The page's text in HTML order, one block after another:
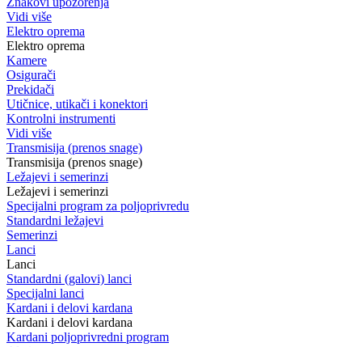
Vidi više
Elektro oprema
Elektro oprema
Kamere
Osigurači
Prekidači
Utičnice, utikači i konektori
Kontrolni instrumenti
Vidi više
Transmisija (prenos snage)
Transmisija (prenos snage)
Ležajevi i semerinzi
Ležajevi i semerinzi
Specijalni program za poljoprivredu
Standardni ležajevi
Semerinzi
Lanci
Lanci
Standardni (galovi) lanci
Specijalni lanci
Kardani i delovi kardana
Kardani i delovi kardana
Kardani poljoprivredni program